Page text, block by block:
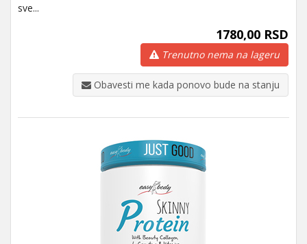
sve...
1780,00 RSD
Trenutno nema na lageru
Obavesti me kada ponovo bude na stanju